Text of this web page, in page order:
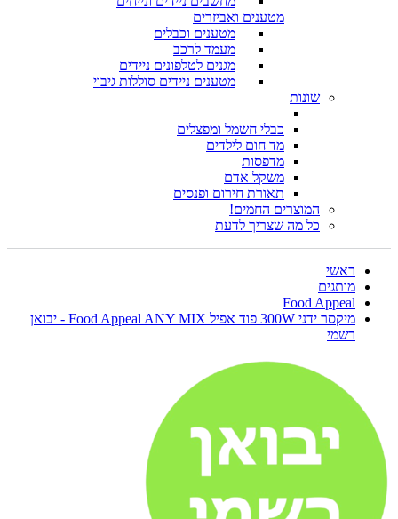
מטענים ואביזרים
מטענים וכבלים
מעמד לרכב
מגנים לטלפונים ניידים
מטענים ניידים סוללות גיבוי
שונות
כבלי חשמל ומפצלים
מד חום לילדים
מדפסות
משקל אדם
תאורת חירום ופנסים
המוצרים החמים!
כל מה שצריך לדעת
ראשי
מותגים
Food Appeal
מיקסר ידני 300W פוד אפיל Food Appeal ANY MIX - יבואן
רשמי